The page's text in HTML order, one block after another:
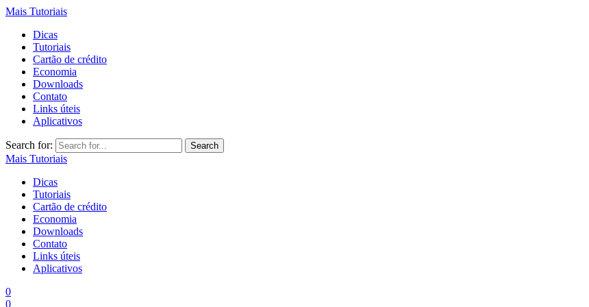
Mais Tutoriais
Dicas
Tutoriais
Cartão de crédito
Economia
Downloads
Contato
Links úteis
Aplicativos
Search for:
Mais Tutoriais
Dicas
Tutoriais
Cartão de crédito
Economia
Downloads
Contato
Links úteis
Aplicativos
0
0